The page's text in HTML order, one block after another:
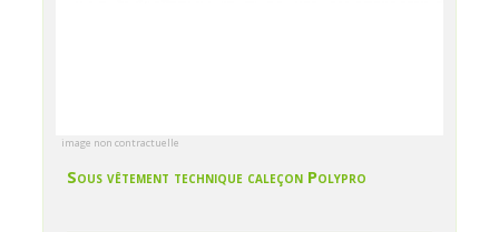
image non contractuelle
Sous vêtement technique caleçon Polypro